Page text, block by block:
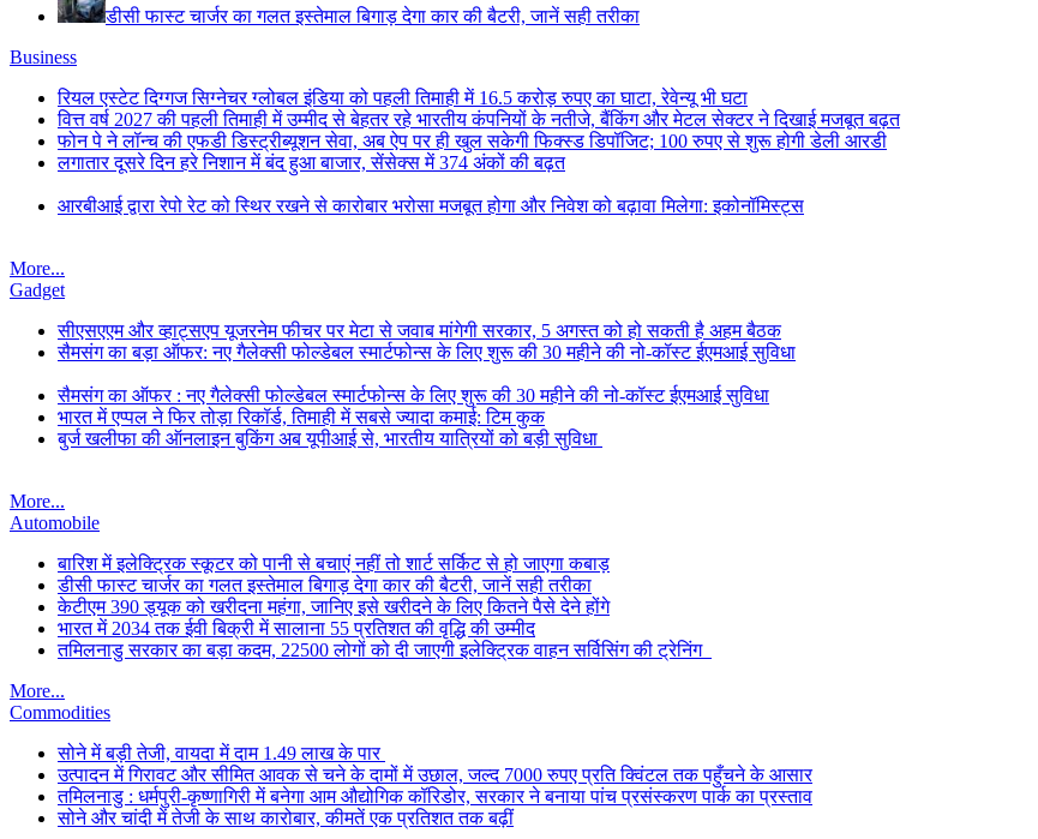
डीसी फास्ट चार्जर का गलत इस्तेमाल बिगाड़ देगा कार की बैटरी, जानें सही तरीका
Business
रियल एस्टेट दिग्गज सिग्नेचर ग्लोबल इंडिया को पहली तिमाही में 16.5 करोड़ रुपए का घाटा, रेवेन्यू भी घटा
वित्त वर्ष 2027 की पहली तिमाही में उम्मीद से बेहतर रहे भारतीय कंपनियों के नतीजे, बैंकिंग और मेटल सेक्टर ने दिखाई मजबूत बढ़त
फोन पे ने लॉन्च की एफडी डिस्ट्रीब्यूशन सेवा, अब ऐप पर ही खुल सकेगी फिक्स्ड डिपॉजिट; 100 रुपए से शुरू होगी डेली आरडी
लगातार दूसरे दिन हरे निशान में बंद हुआ बाजार, सेंसेक्स में 374 अंकों की बढ़त
आरबीआई द्वारा रेपो रेट को स्थिर रखने से कारोबार भरोसा मजबूत होगा और निवेश को बढ़ावा मिलेगा: इकोनॉमिस्ट्स
More...
Gadget
सीएसएएम और व्हाट्सएप यूजरनेम फीचर पर मेटा से जवाब मांगेगी सरकार, 5 अगस्त को हो सकती है अहम बैठक
सैमसंग का बड़ा ऑफर: नए गैलेक्सी फोल्डेबल स्मार्टफोन्स के लिए शुरू की 30 महीने की नो-कॉस्ट ईएमआई सुविधा
सैमसंग का ऑफर : नए गैलेक्सी फोल्डेबल स्मार्टफोन्स के लिए शुरू की 30 महीने की नो-कॉस्ट ईएमआई सुविधा
भारत में एप्पल ने फिर तोड़ा रिकॉर्ड, तिमाही में सबसे ज्यादा कमाई: टिम कुक
बुर्ज खलीफा की ऑनलाइन बुकिंग अब यूपीआई से, भारतीय यात्रियों को बड़ी सुविधा
More...
Automobile
बारिश में इलेक्ट्रिक स्कूटर को पानी से बचाएं नहीं तो शार्ट सर्किट से हो जाएगा कबाड़
डीसी फास्ट चार्जर का गलत इस्तेमाल बिगाड़ देगा कार की बैटरी, जानें सही तरीका
केटीएम 390 ड्यूक को खरीदना महंगा, जानिए इसे खरीदने के लिए कितने पैसे देने होंगे
भारत में 2034 तक ईवी बिक्री में सालाना 55 प्रतिशत की वृद्धि की उम्मीद
तमिलनाडु सरकार का बड़ा कदम, 22500 लोगों को दी जाएगी इलेक्ट्रिक वाहन सर्विसिंग की ट्रेनिंग
More...
Commodities
सोने में बड़ी तेजी, वायदा में दाम 1.49 लाख के पार
उत्पादन में गिरावट और सीमित आवक से चने के दामों में उछाल, जल्द 7000 रुपए प्रति क्विंटल तक पहुँचने के आसार
तमिलनाडु : धर्मपुरी-कृष्णागिरी में बनेगा आम औद्योगिक कॉरिडोर, सरकार ने बनाया पांच प्रसंस्करण पार्क का प्रस्ताव
सोने और चांदी में तेजी के साथ कारोबार, कीमतें एक प्रतिशत तक बढ़ीं